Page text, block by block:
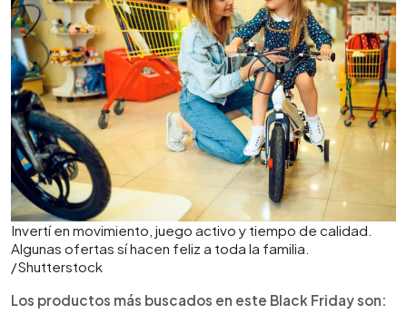
Invertí en movimiento, juego activo y tiempo de calidad.
Algunas ofertas sí hacen feliz a toda la familia.
/Shutterstock
Los productos más buscados en este Black Friday son: